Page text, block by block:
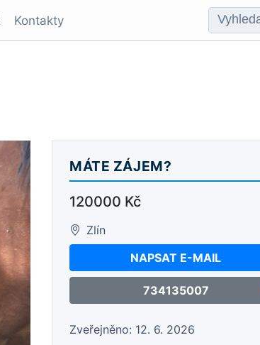
Kontakty
MÁTE ZÁJEM?
120000 Kč
Zlín
NAPSAT E-MAIL
734135007
Zveřejněno: 12. 6. 2026